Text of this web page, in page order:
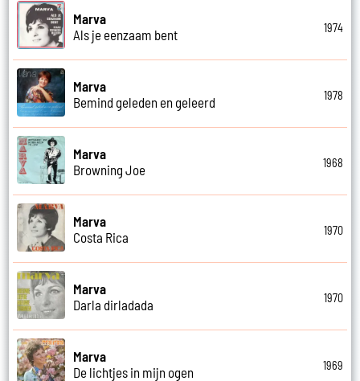
Marva
Als je eenzaam bent
1974
Marva
Bemind geleden en geleerd
1978
Marva
Browning Joe
1968
Marva
Costa Rica
1970
Marva
Darla dirladada
1970
Marva
De lichtjes in mijn ogen
1969